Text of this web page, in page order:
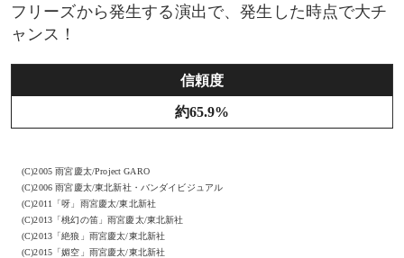
フリーズから発生する演出で、発生した時点で大チ
ャンス！
信頼度
約65.9%
(C)2005 雨宮慶太/Project GARO
(C)2006 雨宮慶太/東北新社・バンダイビジュアル
(C)2011「呀」雨宮慶太/東北新社
(C)2013「桃幻の笛」雨宮慶太/東北新社
(C)2013「絶狼」雨宮慶太/東北新社
(C)2015「媚空」雨宮慶太/東北新社